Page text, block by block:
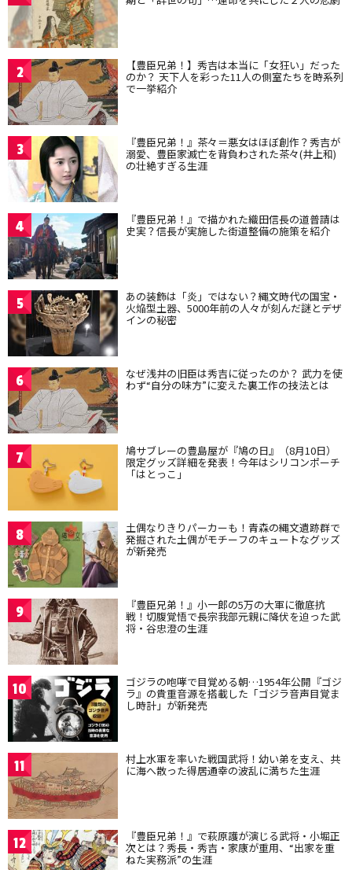
2 【豊臣兄弟！】秀吉は本当に「女狂い」だった
のか？ 天下人を彩った11人の側室たちを時系列
で一挙紹介
3 『豊臣兄弟！』茶々＝悪女はほぼ創作？秀吉が
溺愛、豊臣家滅亡を背負わされた茶々(井上和)
の壮絶すぎる生涯
4 『豊臣兄弟！』で描かれた織田信長の道普請は
史実？信長が実施した街道整備の施策を紹介
5 あの装飾は「炎」ではない？縄文時代の国宝・
火焔型土器、5000年前の人々が刻んだ謎とデザ
インの秘密
6 なぜ浅井の旧臣は秀吉に従ったのか？ 武力を使
わず“自分の味方”に変えた裏工作の技法とは
7 鳩サブレーの豊島屋が『鳩の日』（8月10日）
限定グッズ詳細を発表！今年はシリコンポーチ
「はとっこ」
8 土偶なりきりパーカーも！青森の縄文遺跡群で
発掘された土偶がモチーフのキュートなグッズ
が新発売
9 『豊臣兄弟！』小一郎の5万の大軍に徹底抗
戦！切腹覚悟で長宗我部元親に降伏を迫った武
将・谷忠澄の生涯
10 ゴジラの咆哮で目覚める朝…1954年公開『ゴジ
ラ』の貴重音源を搭載した「ゴジラ音声目覚ま
し時計」が新発売
11 村上水軍を率いた戦国武将！幼い弟を支え、共
に海へ散った得居通幸の波乱に満ちた生涯
12 『豊臣兄弟！』で萩原護が演じる武将・小堀正
次とは？秀長・秀吉・家康が重用、“出家を重
ねた実務派”の生涯